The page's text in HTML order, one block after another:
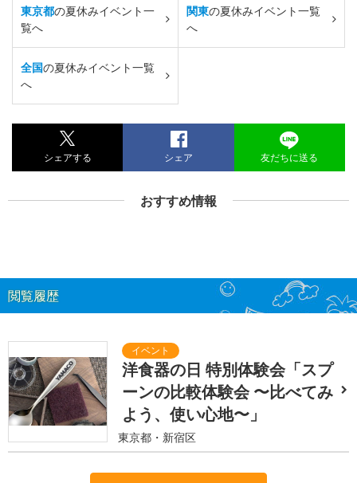
東京都の夏休みイベント一
覧へ
関東の夏休みイベント一覧
へ
全国の夏休みイベント一覧
へ
シェアする シェア 友だちに送る
おすすめ情報
閲覧履歴
洋食器の日 特別体験会「スプ
ーンの比較体験会 〜比べてみ
よう、使い心地〜」
東京都・新宿区